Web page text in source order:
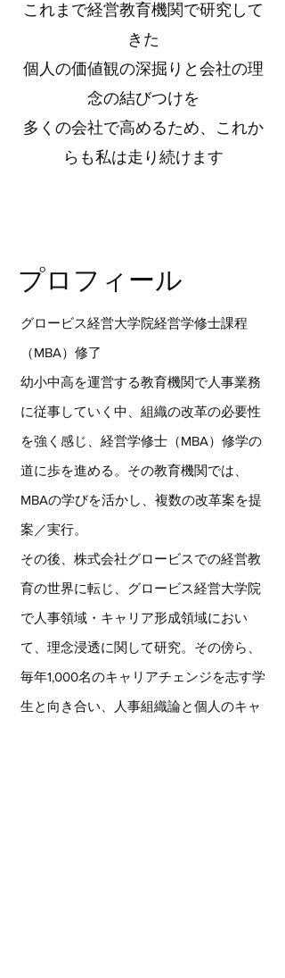
これまで経営教育機関で研究して
きた
個人の価値観の深掘りと会社の理
念の結びつけを
多くの会社で高めるため、これか
らも私は走り続けます
プロフィール
グロービス経営大学院経営学修士課程
（MBA）修了
幼小中高を運営する教育機関で人事業務
に従事していく中、組織の改革の必要性
を強く感じ、経営学修士（MBA）修学の
道に歩を進める。その教育機関では、
MBAの学びを活かし、複数の改革案を提
案／実行。
その後、株式会社グロービスでの経営教
育の世界に転じ、グロービス経営大学院
で人事領域・キャリア形成領域におい
て、理念浸透に関して研究。その傍ら、
毎年1,000名のキャリアチェンジを志す学
生と向き合い、人事組織論と個人のキャ